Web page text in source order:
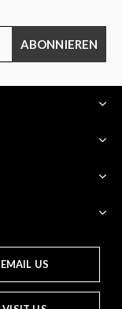
ABONNIEREN
EMAIL US